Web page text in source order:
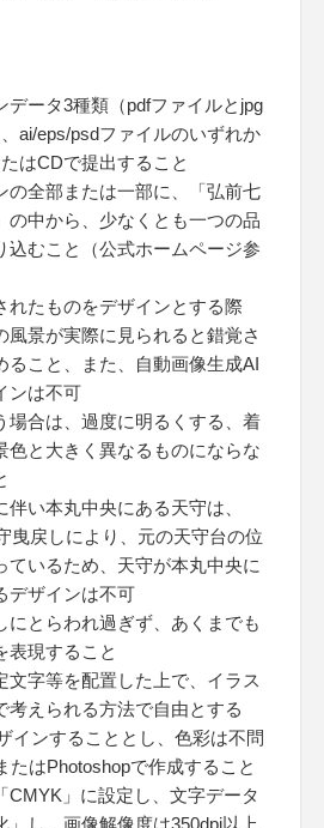
ータ3種類（pdfファイルとjpg
ai/eps/psdファイルのいずれか
はCDで提出すること
全部または一部に、「弘前七
の中から、少なくとも一つの品
込むこと（公式ホームページ参
たものをデザインとする際
風景が実際に見られると錯覚さ
ること、また、自動画像生成AI
ンは不可
合は、過度に明るくする、着
色と大きく異なるものにならな
い本丸中央にある天守は、
曳戻しにより、元の天守台の位
ているため、天守が本丸中央に
デザインは不可
とらわれ過ぎず、あくまでも
表現すること
字等を配置した上で、イラス
考えられる方法で自由とする
インすることとし、色彩は不問
たはPhotoshopで作成すること
」に設定し、文字データ
」し、画像解像度は350dpi以上